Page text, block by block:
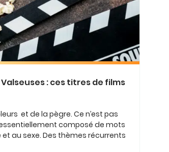
: ces titres de films
et de la pègre. Ce n’est pas
composé de mots
au sexe. Des thèmes récurrents